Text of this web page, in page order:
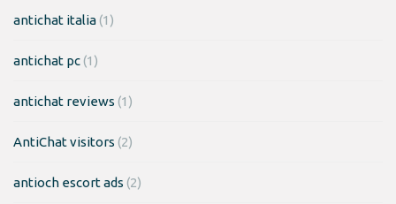
antichat italia(1)
antichat pc(1)
antichat reviews (1)
AntiChat visitors (2)
antioch escort ads (2)